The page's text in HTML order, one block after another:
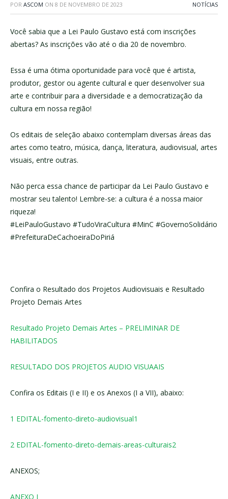
POR ASCOM ON 8 DE NOVEMBRO DE 2023 NOTÍCIAS
Você sabia que a Lei Paulo Gustavo está com inscrições
abertas? As inscrições vão até o dia 20 de novembro.
Essa é uma ótima oportunidade para você que é artista,
produtor, gestor ou agente cultural e quer desenvolver sua
arte e contribuir para a diversidade e a democratização da
cultura em nossa região!
Os editais de seleção abaixo contemplam diversas áreas das
artes como teatro, música, dança, literatura, audiovisual, artes
visuais, entre outras.
Não perca essa chance de participar da Lei Paulo Gustavo e
mostrar seu talento! Lembre-se: a cultura é a nossa maior
riqueza!
#LeiPauloGustavo #TudoViraCultura #MinC #GovernoSolidário
#PrefeituraDeCachoeiraDoPiriá
Confira o Resultado dos Projetos Audiovisuais e Resultado
Projeto Demais Artes
Resultado Projeto Demais Artes – PRELIMINAR DE
HABILITADOS
RESULTADO DOS PROJETOS AUDIO VISUAAIS
Confira os Editais (I e II) e os Anexos (I a VII), abaixo:
1 EDITAL-fomento-direto-audiovisual1
2 EDITAL-fomento-direto-demais-areas-culturais2
ANEXOS;
ANEXO I